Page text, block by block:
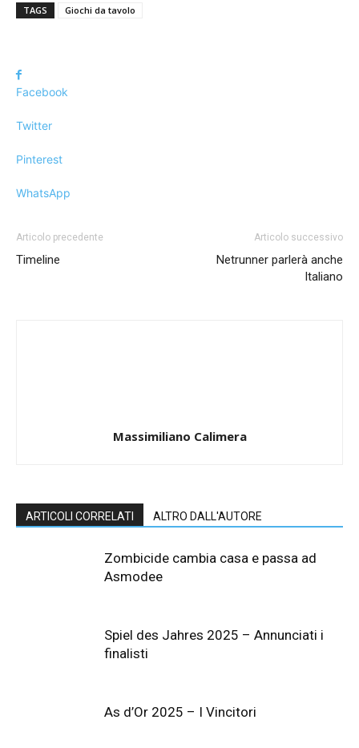
TAGS Giochi da tavolo
Facebook
Twitter
Pinterest
WhatsApp
Articolo precedente
Timeline
Articolo successivo
Netrunner parlerà anche
Italiano
Massimiliano Calimera
ARTICOLI CORRELATI ALTRO DALL'AUTORE
Zombicide cambia casa e passa ad
Asmodee
Spiel des Jahres 2025 – Annunciati i
finalisti
As d’Or 2025 – I Vincitori